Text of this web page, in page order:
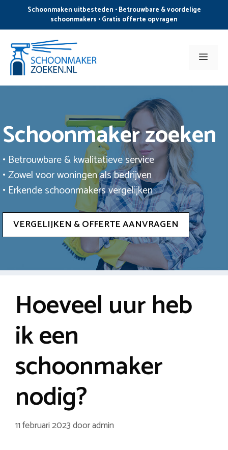
de
inhoud
Schoonmaken uitbesteden • Betrouwbare & voordelige
schoonmakers • Gratis offerte opvragen
Menu
Schoonmaker zoeken
• Betrouwbare & kwalitatieve service
• Zowel voor woningen als bedrijven
• Erkende schoonmakers vergelijken
VERGELIJKEN & OFFERTE AANVRAGEN
Hoeveel uur heb
ik een
schoonmaker
nodig?
11 februari 2023dooradmin